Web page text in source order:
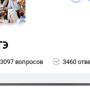
3097 вопросов 3460